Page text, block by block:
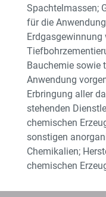
Spachtelmassen;
für die
Bauchemie sowie
Anwendung
Erbringung aller
stehenden
chemischen
sonstigen
Chemikalien;
chemischen